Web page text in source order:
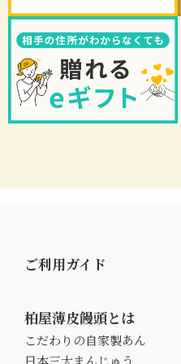
ご利用ガイド
柏屋薄皮饅頭とは
こだわりの自家製あん
日本三大まんじゅう